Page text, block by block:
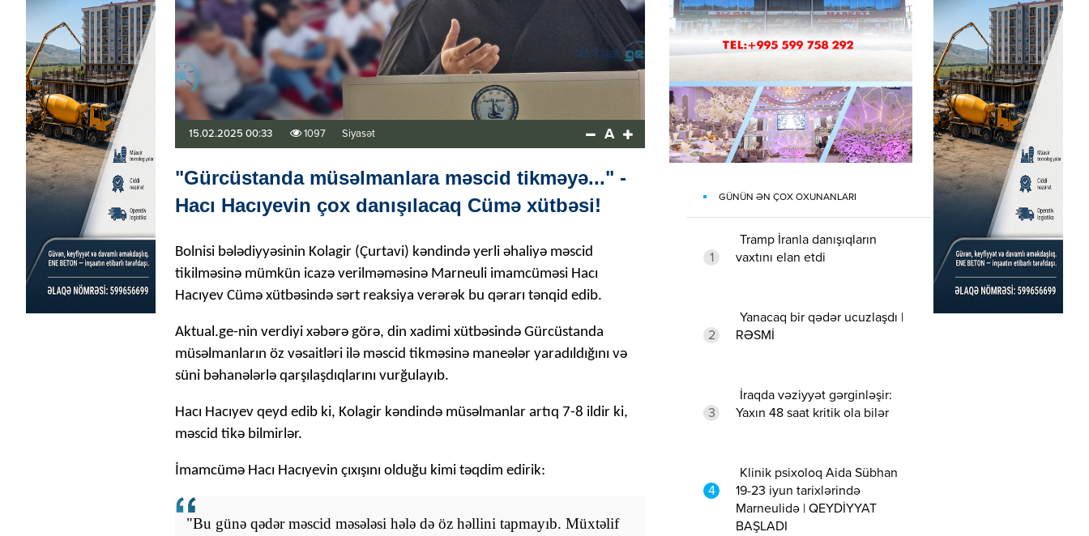
15.02.2025 00:33 1097 Siyasət A
"Gürcüstanda müsəlmanlara məscid tikməyə..." -
Hacı Hacıyevin çox danışılacaq Cümə xütbəsi!
Bolnisi bələdiyyəsinin Kolagir (Çurtavi) kəndində yerli əhaliyə məscid
tikilməsinə mümkün icazə verilməməsinə Marneuli imamcüməsi Hacı
Hacıyev Cümə xütbəsində sərt reaksiya verərək bu qərarı tənqid edib.
Aktual.ge-nin verdiyi xəbərə görə, din xadimi xütbəsində Gürcüstanda
müsəlmanların öz vəsaitləri ilə məscid tikməsinə maneələr yaradıldığını və
süni bəhanələrlə qarşılaşdıqlarını vurğulayıb.
Hacı Hacıyev qeyd edib ki, Kolagir kəndində müsəlmanlar artıq 7-8 ildir ki,
məscid tikə bilmirlər.
İmamcümə Hacı Hacıyevin çıxışını olduğu kimi təqdim edirik:
"Bu günə qədər məscid məsələsi hələ də öz həllini tapmayıb. Müxtəlif
GÜNÜN ƏN ÇOX OXUNANLARI
1
Tramp İranla danışıqların
vaxtını elan etdi
2
Yanacaq bir qədər ucuzlaşdı |
RƏSMİ
3
İraqda vəziyyət gərginləşir:
Yaxın 48 saat kritik ola bilər
4
Klinik psixoloq Aida Sübhan
19-23 iyun tarixlərində
Marneulidə | QEYDİYYAT
BAŞLADI